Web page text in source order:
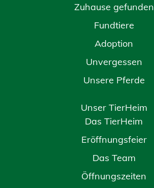
Zuhause gefunden
Fundtiere
Adoption
Unvergessen
Unsere Pferde
Unser TierHeim
Das TierHeim
Eröffnungsfeier
Das Team
Öffnungszeiten